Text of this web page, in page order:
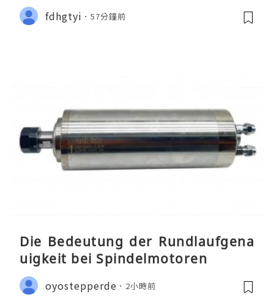
fdhgtyi 57分鐘前
Die Bedeutung der Rundlaufgena
uigkeit bei Spindelmotoren
oyostepperde 2小時前